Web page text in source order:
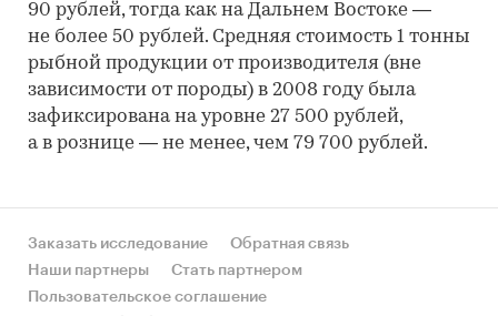
90 рублей, тогда как на Дальнем Востоке —
не более 50 рублей. Средняя стоимость 1 тонны
рыбной продукции от производителя (вне
зависимости от породы) в 2008 году была
зафиксирована на уровне 27 500 рублей,
а в рознице — не менее, чем 79 700 рублей.
Заказать исследование
Обратная связь
Наши партнеры
Стать партнером
Пользовательское соглашение